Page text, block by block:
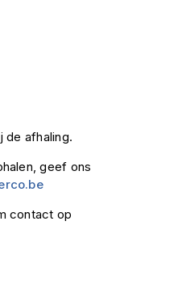
de afhaling.
geef ons
contact op